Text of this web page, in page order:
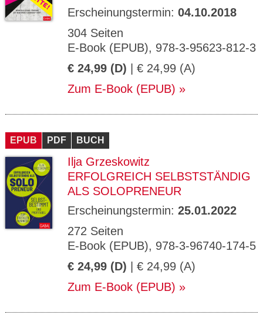
Erscheinungstermin: 04.10.2018
304 Seiten
E-Book (EPUB), 978-3-95623-812-3
€ 24,99 (D) | € 24,99 (A)
Zum E-Book (EPUB)
EPUB PDF BUCH
Ilja Grzeskowitz
ERFOLGREICH SELBSTSTÄNDIG
ALS SOLOPRENEUR
Erscheinungstermin: 25.01.2022
272 Seiten
E-Book (EPUB), 978-3-96740-174-5
€ 24,99 (D) | € 24,99 (A)
Zum E-Book (EPUB)